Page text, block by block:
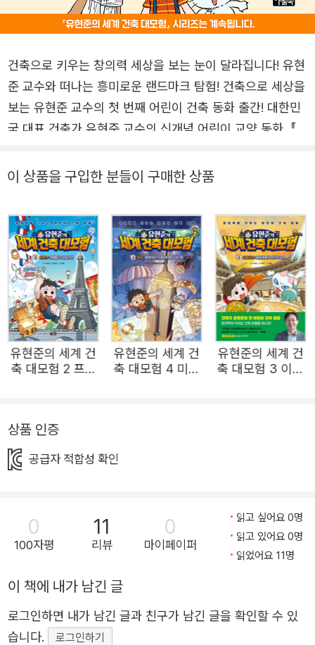
건축으로 키우는 창의력 세상을 보는 눈이 달라집니다! 유현
준 교수와 떠나는 흥미로운 랜드마크 탐험! 건축으로 세상을
보는 유현준 교수의 첫 번째 어린이 건축 동화 출간! 대한민
국 대표 건축가 유현준 교수의 신개념 어린이 교양 동화, 『유
건축은 단순히 건물을 짓는 일로 여겨지거나, 역사책 속 참
류 문화의 정수를 한데 모은 결과물이며, 총집합체이다. 다
시 말해, 인류의 역사와 문화, 과학, 사회, 예술 등 다양한 분
야가 건축 안에서 하나로 통합되며, 이를 창의적인 시각으로
바라볼 때 비로소 건축을 제대로 이해할 수 있다. 이 책은 어
린이들이 건축에 담긴 다양한 지식을 쉽고 재미있게 이해하
고, 더 나아가 여러 분야의 지식들을 연결하여 세상을 통합
적으로 바라보는 눈을 기를 수 있도록 기획되었다. 어린이들
이 좋아하는 소재인 랜드마크를 중심으로 이야기를 풀어냈
마블’을 통해 전 세계 랜드마크를 지키는 모험을 떠난다는
흥미로운 설정을 담았다. 유튜브와 방송, 책 등 많은 매체를
통해 건축에 담긴 지식과 통찰을 전해 온 유현준 교수의 시
이들은 랜드마크에 담긴 통합적 지식을 학습할 수 있을 뿐만
아니라, 학습한 지식을 창의력 사고로 엮어내는 힘까지 키워
갈 수 있을 것이다. 이제, ‘세상을 새롭게 보는 창’이 되어 줄
바라보는 건축 이야기 ‘건축’이라고 하면 흔히 멋진 집이나
높은 빌딩을 떠올립니다. 공사장을 떠올리기도 하지요. 하지
만 건축은 단순히 건물을 짓는 기술에 불과하지 않습니다.
이 상품을 구입한 분들이 구매한 상품
유현준의 세계 건
축 대모험 2 프랑
유현준의 세계 건
축 대모험 4 미국
유현준의 세계 건
축 대모험 3 이탈
상품 인증
공급자 적합성 확인
0
100자평
11
리뷰
0
마이페이퍼
읽고 싶어요 0명
읽고 있어요 0명
읽었어요 11명
이 책에 내가 남긴 글
로그인하면 내가 남긴 글과 친구가 남긴 글을 확인할 수 있
습니다.
로그인하기